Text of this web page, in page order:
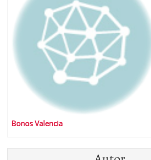
Bonos Valencia